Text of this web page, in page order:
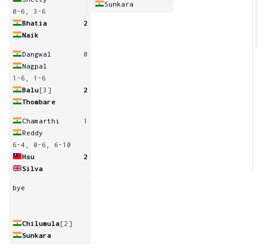
0-6, 3-6
Bhatia
2
Naik
Dangwal
0
Nagpal
1-6, 1-6
Balu[3]
2
Thombare
Chamarthi
1
Reddy
6-4, 0-6, 6-10
Hsu
2
Silva
bye
Chilumula[2]
Sunkara
Sunkara